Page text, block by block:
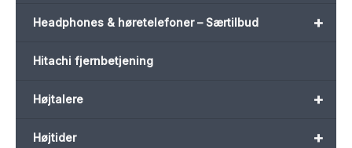
+
Headphones & høretelefoner – Særtilbud
Hitachi fjernbetjening
+
Højtalere
+
Højtider